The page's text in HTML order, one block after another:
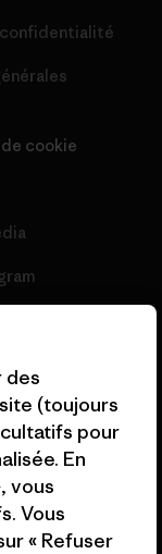
cookie
des
(toujours
pour
En
vous
Vous
« Refuser